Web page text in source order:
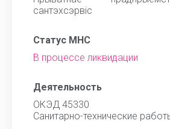
сантэхсэрвic
Статус МНС
В процессе ликвидации
Деятельность
ОКЭД 45330
Санитарно-технические